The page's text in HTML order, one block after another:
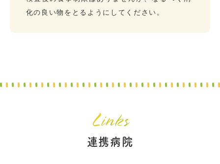
化の良い物をとるようにしてください。
連携病院